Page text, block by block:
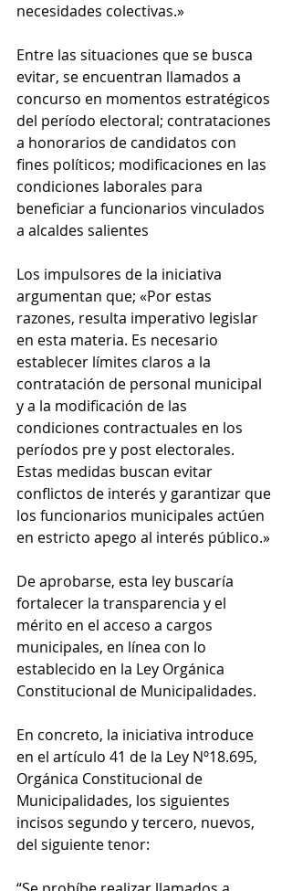
necesidades colectivas.»
Entre las situaciones que se busca
evitar, se encuentran llamados a
concurso en momentos estratégicos
del período electoral; contrataciones
a honorarios de candidatos con
fines políticos; modificaciones en las
condiciones laborales para
beneficiar a funcionarios vinculados
a alcaldes salientes
Los impulsores de la iniciativa
argumentan que; «Por estas
razones, resulta imperativo legislar
en esta materia. Es necesario
establecer límites claros a la
contratación de personal municipal
y a la modificación de las
condiciones contractuales en los
períodos pre y post electorales.
Estas medidas buscan evitar
conflictos de interés y garantizar que
los funcionarios municipales actúen
en estricto apego al interés público.»
De aprobarse, esta ley buscaría
fortalecer la transparencia y el
mérito en el acceso a cargos
municipales, en línea con lo
establecido en la Ley Orgánica
Constitucional de Municipalidades.
En concreto, la iniciativa introduce
en el artículo 41 de la Ley Nº18.695,
Orgánica Constitucional de
Municipalidades, los siguientes
incisos segundo y tercero, nuevos,
del siguiente tenor: